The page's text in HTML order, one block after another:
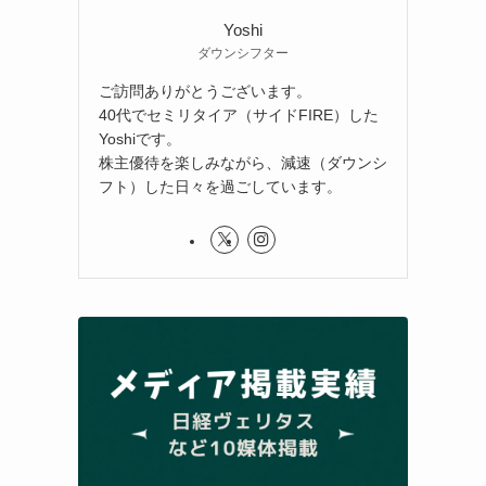
Yoshi
ダウンシフター
ご訪問ありがとうございます。
40代でセミリタイア（サイドFIRE）した
Yoshiです。
株主優待を楽しみながら、減速（ダウンシ
フト）した日々を過ごしています。